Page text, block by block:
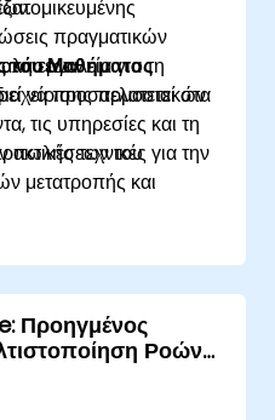
εργαλεία για τη
πελατειακών
τεχνικές για την
μετατροπής και
πραγματικών
του Μαθήματος
να προσαρμοστεί στα
τις υπηρεσίες και τη
πωλήσεων του
Προηγμένος
Ροών